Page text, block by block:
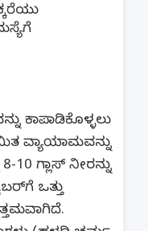
ಕಾಪಾಡಿಕೊಳ್ಳಲು
ವ್ಯಾಯಾಮವನ್ನು
10 ಗ್ಲಾಸ್ ನೀರನ್ನು
ಒತ್ತು